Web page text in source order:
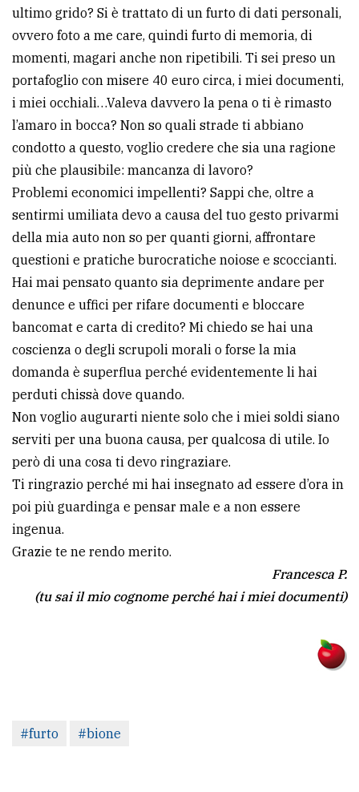
ultimo grido? Si è trattato di un furto di dati personali,
ovvero foto a me care, quindi furto di memoria, di
momenti, magari anche non ripetibili. Ti sei preso un
portafoglio con misere 40 euro circa, i miei documenti,
i miei occhiali…Valeva davvero la pena o ti è rimasto
l’amaro in bocca? Non so quali strade ti abbiano
condotto a questo, voglio credere che sia una ragione
più che plausibile: mancanza di lavoro?
Problemi economici impellenti? Sappi che, oltre a
sentirmi umiliata devo a causa del tuo gesto privarmi
della mia auto non so per quanti giorni, affrontare
questioni e pratiche burocratiche noiose e scoccianti.
Hai mai pensato quanto sia deprimente andare per
denunce e uffici per rifare documenti e bloccare
bancomat e carta di credito? Mi chiedo se hai una
coscienza o degli scrupoli morali o forse la mia
domanda è superflua perché evidentemente li hai
perduti chissà dove quando.
Non voglio augurarti niente solo che i miei soldi siano
serviti per una buona causa, per qualcosa di utile. Io
però di una cosa ti devo ringraziare.
Ti ringrazio perché mi hai insegnato ad essere d’ora in
poi più guardinga e pensar male e a non essere
ingenua.
Grazie te ne rendo merito.
Francesca P.
(tu sai il mio cognome perché hai i miei documenti)
#furto #bione